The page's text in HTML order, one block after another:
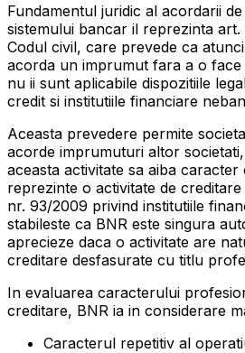
Fundamentul juridic al acordarii
sistemului bancar il reprezinta art.
Codul civil, care prevede ca
acorda un imprumut fara a o
nu ii sunt aplicabile dispozitiile
credit si institutiile financiare
Aceasta prevedere permite
acorde imprumuturi altor
aceasta activitate sa aiba
reprezinte o activitate de
nr. 93/2009 privind institutiile
stabileste ca BNR este singura
aprecieze daca o activitate are
creditare desfasurate cu titlu
In evaluarea caracterului
creditare, BNR ia in considerare
Caracterul repetitiv al